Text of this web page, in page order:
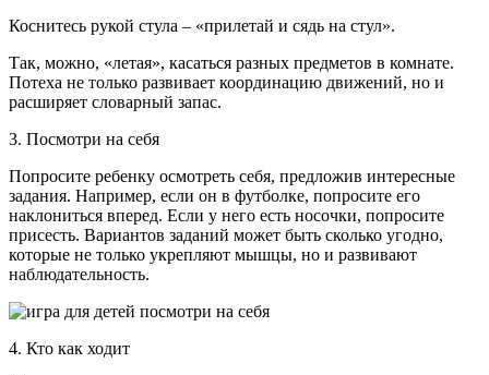
Коснитесь рукой стула – «прилетай и сядь на стул».
Так, можно, «летая», касаться разных предметов в комнате.
Потеха не только развивает координацию движений, но и
расширяет словарный запас.
3. Посмотри на себя
Попросите ребенку осмотреть себя, предложив интересные
задания. Например, если он в футболке, попросите его
наклониться вперед. Если у него есть носочки, попросите
присесть. Вариантов заданий может быть сколько угодно,
которые не только укрепляют мышцы, но и развивают
наблюдательность.
4. Кто как ходит